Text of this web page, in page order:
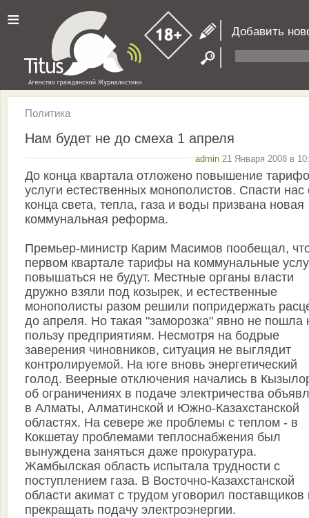
≡ Добавить
Политика
Нам будет не до смеха 1 апреля
admin 21 Января 2008 в
До конца квартала отложено повышение
услуги естественных монополистов. Спасти нас
конца света, тепла, газа и воды призвана новая
коммунальная реформа.
Премьер-министр Карим Масимов пообещал,
первом квартале тарифы на коммунальные
повышаться не будут. Местные органы власти
дружно взяли под козырек, и естественные
монополисты разом решили попридержать
до апреля. Но такая "заморозка" явно не пошла
пользу предприятиям. Несмотря на бодрые
заверения чиновников, ситуация не выглядит
контролируемой. На юге вновь энергетический
голод. Веерные отключения начались в
об ограничениях в подаче электричества
в Алматы, Алматинской и Южно-Казахстанской
областях. На севере же проблемы с теплом - в
Кокшетау проблемами теплоснабжения был
вынуждена заняться даже прокуратура.
Жамбылская область испытала трудности с
поступлением газа. В Восточно-Казахстанской
области акимат с трудом уговорил поставщиков
прекращать подачу электроэнергии.